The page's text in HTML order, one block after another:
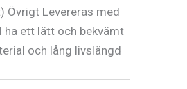
Övrigt Levereras med
ha ett lätt och bekvämt
och lång livslängd